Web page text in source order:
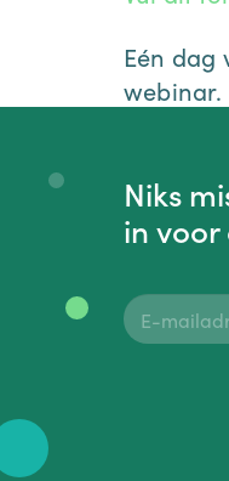
Eén
webinar.
Niks
in